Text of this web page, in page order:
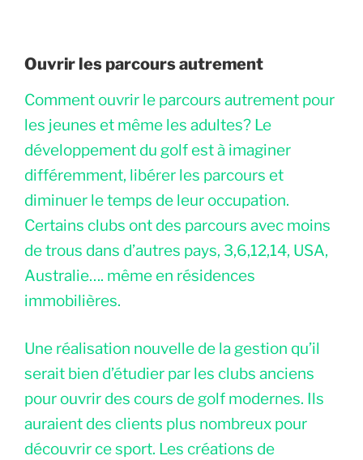
Ouvrir les parcours autrement
Comment ouvrir le parcours autrement pour
les jeunes et même les adultes? Le
développement du golf est à imaginer
différemment, libérer les parcours et
diminuer le temps de leur occupation.
Certains clubs ont des parcours avec moins
de trous dans d’autres pays, 3,6,12,14, USA,
Australie…. même en résidences
immobilières.
Une réalisation nouvelle de la gestion qu’il
serait bien d’étudier par les clubs anciens
pour ouvrir des cours de golf modernes. Ils
auraient des clients plus nombreux pour
découvrir ce sport. Les créations de